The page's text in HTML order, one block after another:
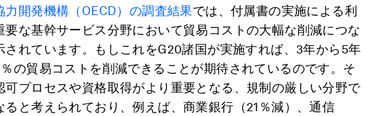
力開発機構（OECD）の調査結果では、付属書の実施による利
要な基幹サービス分野において貿易コストの大幅な削減につな
されています。もしこれをG20諸国が実施すれば、3年から5年
の貿易コストを削減できることが期待されているのです。そ
可プロセスや資格取得がより重要となる、規制の厳しい分野で
ると考えられており、例えば、商業銀行（21％減）、通信